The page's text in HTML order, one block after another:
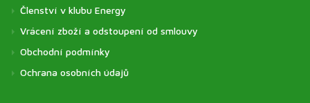
Členství v klubu Energy
Vrácení zboží a odstoupení od smlouvy
Obchodní podmínky
Ochrana osobních údajů